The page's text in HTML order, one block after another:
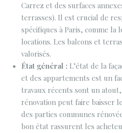
Carrez et des surfaces
terrasses). Il est crucial de
spécifiques à Paris, comme la
locations. Les balcons et
valorisés.
État général : L’état de la
et des appartements est un
travaux récents sont un
rénovation peut faire baisser
des parties communes
bon état rassurent les